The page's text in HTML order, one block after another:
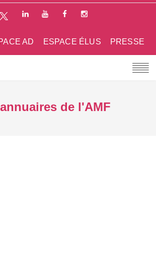
PRESSE
ESPACE ÉLUS
AD
de l'AMF